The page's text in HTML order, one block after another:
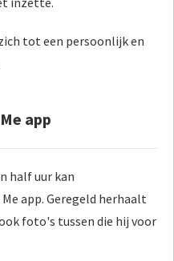
tot een persoonlijk en
app
half uur kan
app. Geregeld herhaalt
foto's tussen die hij voor